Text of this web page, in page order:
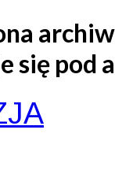
się pod